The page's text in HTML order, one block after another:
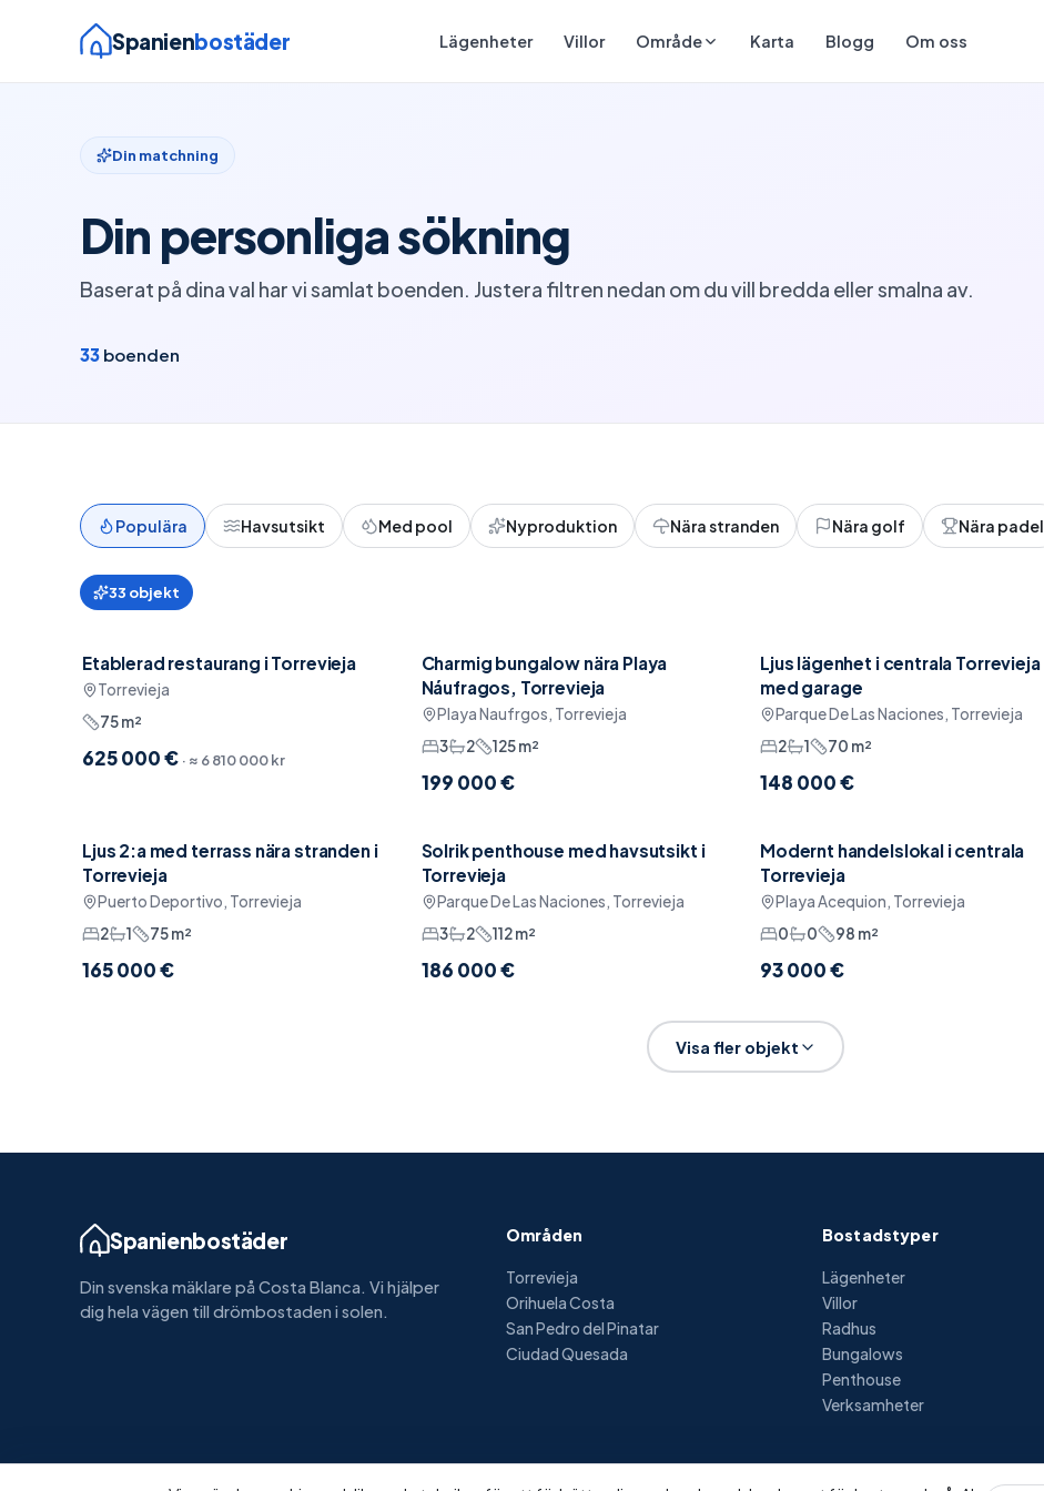
Spanienbostäder Lägenheter Villor Område Karta Blogg Om oss
Din matchning
Din personliga sökning
Baserat på dina val har vi samlat boenden. Justera filtren nedan om du vill bredda eller smalna av.
33 boenden
Populära Havsutsikt Med pool Nyproduktion Nära stranden Nära golf Nära padel
33 objekt
Nära restauranger
Etablerad restaurang i Torrevieja
Torrevieja
75m²
625 000 € · ≈ 6 810 000 kr
Möblerat
Charmig bungalow nära Playa
Náufragos, Torrevieja
Playa Naufrgos, Torrevieja
3
2 125m²
199 000 €
Reserverad Pool
Ljus lägenhet i centrala Torrevieja
med garage
Parque De Las Naciones, Torrevieja
2
1 70 m²
148 000 €
Pool
Ljus 2:a med terrass nära stranden i
Torrevieja
Puerto Deportivo, Torrevieja
2
1 75m²
165 000 €
Sänkt pris Havsutsikt
Solrik penthouse med havsutsikt i
Torrevieja
Parque De Las Naciones, Torrevieja
3
2 112m²
186 000 €
Sänkt pris Padel
Modernt handelslokal i centrala
Torrevieja
Playa Acequion, Torrevieja
0
0 98 m²
93 000 €
Visa fler objekt
Spanienbostäder
Din svenska mäklare på Costa Blanca. Vi hjälper
dig hela vägen till drömbostaden i solen.
Områden
Torrevieja
Orihuela Costa
San Pedro del Pinatar
Ciudad Quesada
Bostadstyper
Lägenheter
Villor
Radhus
Bungalows
Penthouse
Verksamheter